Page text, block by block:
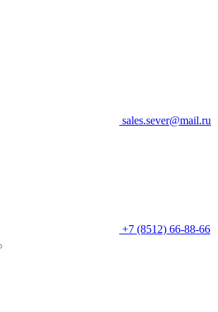
sales.sever@mail.ru
+7 (8512) 66-88-66